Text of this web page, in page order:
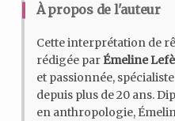
À propos de l'auteur
Cette interprétation de
rédigée parÉmeline
et passionnée,
depuis plus de 20 ans.
en anthropologie,